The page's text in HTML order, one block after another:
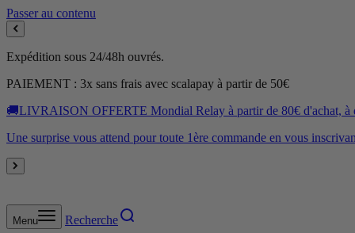
Passer au contenu
Expédition sous 24/48h ouvrés.
PAIEMENT : 3x sans frais avec scalapay à partir de 50€
🚚LIVRAISON OFFERTE Mondial Relay à partir de 80€ d'achat, à
Une surprise vous attend pour toute 1ère commande en vous
Menu Recherche